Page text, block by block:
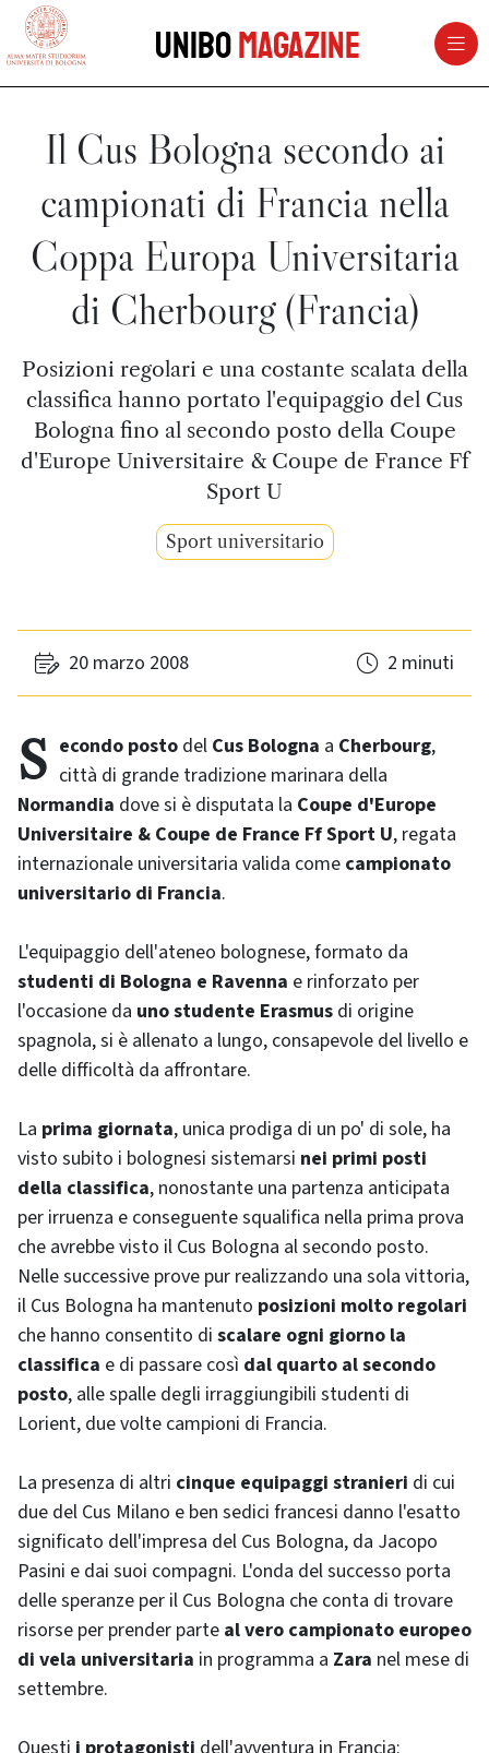
vai al contenuto della pagina
UniboMagazine
Il Cus Bologna secondo ai
campionati di Francia nella
Coppa Europa Universitaria
di Cherbourg (Francia)
Posizioni regolari e una costante scalata della
classifica hanno portato l'equipaggio del Cus
Bologna fino al secondo posto della Coupe
d'Europe Universitaire & Coupe de France Ff
Sport U
Sport universitario
20 marzo 2008 2 minuti
Secondo posto del Cus Bologna a Cherbourg,
città di grande tradizione marinara della
Normandia dove si è disputata la Coupe d'Europe
Universitaire & Coupe de France Ff Sport U, regata
internazionale universitaria valida come campionato
universitario di Francia.
L'equipaggio dell'ateneo bolognese, formato da
studenti di Bologna e Ravenna e rinforzato per
l'occasione da uno studente Erasmus di origine
spagnola, si è allenato a lungo, consapevole del livello e
delle difficoltà da affrontare.
La prima giornata, unica prodiga di un po' di sole, ha
visto subito i bolognesi sistemarsi nei primi posti
della classifica, nonostante una partenza anticipata
per irruenza e conseguente squalifica nella prima prova
che avrebbe visto il Cus Bologna al secondo posto.
Nelle successive prove pur realizzando una sola vittoria,
il Cus Bologna ha mantenuto posizioni molto regolari
che hanno consentito di scalare ogni giorno la
classifica e di passare così dal quarto al secondo
posto, alle spalle degli irraggiungibili studenti di
Lorient, due volte campioni di Francia.
La presenza di altri cinque equipaggi stranieri di cui
due del Cus Milano e ben sedici francesi danno l'esatto
significato dell'impresa del Cus Bologna, da Jacopo
Pasini e dai suoi compagni. L'onda del successo porta
delle speranze per il Cus Bologna che conta di trovare
risorse per prender parte al vero campionato europeo
di vela universitaria in programma a Zara nel mese di
settembre.